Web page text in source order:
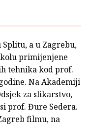
Splitu, a u Zagrebu,
primijenjene
tehnika kod prof.
Na Akademiji
za slikarstvo,
prof. Đure Sedera.
filmu, na